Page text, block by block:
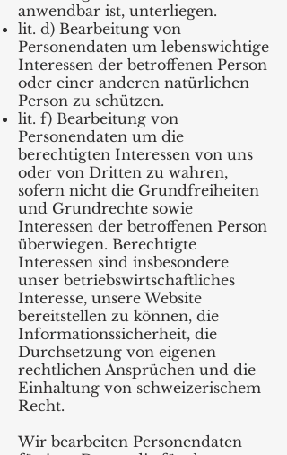
anwendbar ist, unterliegen.
lit. d) Bearbeitung von
Personendaten um lebenswichtige
Interessen der betroffenen Person
oder einer anderen natürlichen
Person zu schützen.
lit. f) Bearbeitung von
Personendaten um die
berechtigten Interessen von uns
oder von Dritten zu wahren,
sofern nicht die Grundfreiheiten
und Grundrechte sowie
Interessen der betroffenen Person
überwiegen. Berechtigte
Interessen sind insbesondere
unser betriebswirtschaftliches
Interesse, unsere Website
bereitstellen zu können, die
Informationssicherheit, die
Durchsetzung von eigenen
rechtlichen Ansprüchen und die
Einhaltung von schweizerischem
Recht.
Wir bearbeiten Personendaten